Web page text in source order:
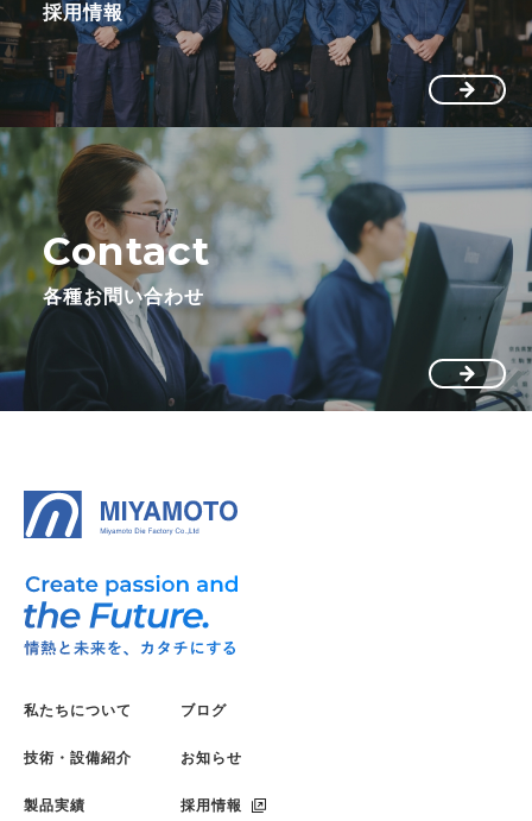
採用情報
Contact
各種お問い合わせ
私たちについて
技術・設備紹介
製品実績
ブログ
お知らせ
採用情報